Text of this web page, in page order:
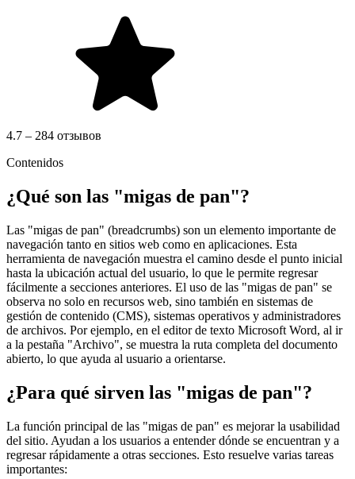
4.7 – 284 отзывов
Contenidos
¿Qué son las "migas de pan"?
Las "migas de pan" (breadcrumbs) son un elemento importante de
navegación tanto en sitios web como en aplicaciones. Esta
herramienta de navegación muestra el camino desde el punto inicial
hasta la ubicación actual del usuario, lo que le permite regresar
fácilmente a secciones anteriores. El uso de las "migas de pan" se
observa no solo en recursos web, sino también en sistemas de
gestión de contenido (CMS), sistemas operativos y administradores
de archivos. Por ejemplo, en el editor de texto Microsoft Word, al ir
a la pestaña "Archivo", se muestra la ruta completa del documento
abierto, lo que ayuda al usuario a orientarse.
¿Para qué sirven las "migas de pan"?
La función principal de las "migas de pan" es mejorar la usabilidad
del sitio. Ayudan a los usuarios a entender dónde se encuentran y a
regresar rápidamente a otras secciones. Esto resuelve varias tareas
importantes: